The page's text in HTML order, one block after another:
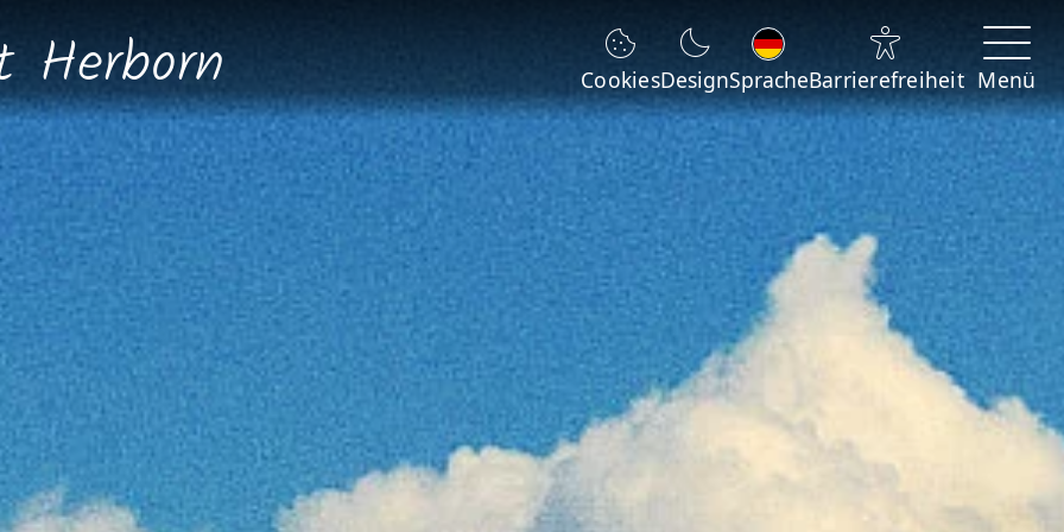
Herborn CookiesDesign
Sprache wechseln
SpracheBarrierefreiheit Menü